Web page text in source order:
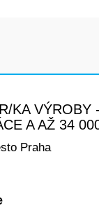
KA VÝROBY
A AŽ 34
Praha